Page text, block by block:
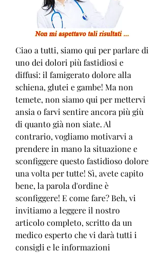
Ciao a tutti, siamo qui per parlare di
uno dei dolori più fastidiosi e
diffusi: il famigerato dolore alla
schiena, glutei e gambe! Ma non
temete, non siamo qui per mettervi
ansia o farvi sentire ancora più giù
di quanto già non siate. Al
contrario, vogliamo motivarvi a
prendere in mano la situazione e
sconfiggere questo fastidioso dolore
una volta per tutte! Sì, avete capito
bene, la parola d'ordine è
sconfiggere! E come fare? Beh, vi
invitiamo a leggere il nostro
articolo completo, scritto da un
medico esperto che vi darà tutti i
consigli e le informazioni